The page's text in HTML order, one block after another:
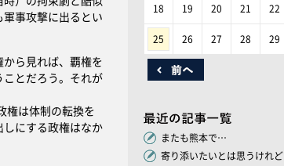
事攻撃に出るとい
ら見れば、覇権を
ことだろう。それが
権は体制の転換を
しにする政権はなか
18 19 20 21 22
25 26 27 28 29
またも熊本で…
寄り添いたいとは思うけれど